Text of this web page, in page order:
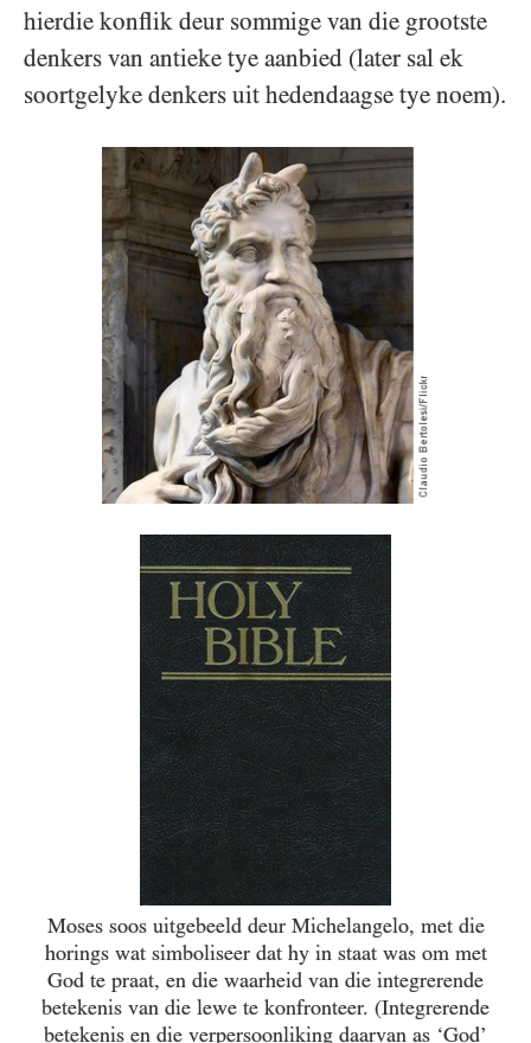
hierdie konflik deur sommige van die grootste
denkers van antieke tye aanbied (later sal ek
soortgelyke denkers uit hedendaagse tye noem).
Moses soos uitgebeeld deur Michelangelo, met die
horings wat simboliseer dat hy in staat was om met
God te praat, en die waarheid van die integrerende
betekenis van die lewe te konfronteer. (Integrerende
betekenis en die verpersoonliking daarvan as ‘God’